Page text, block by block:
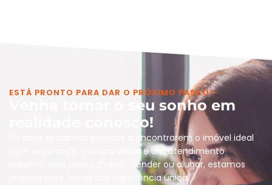
ESTÁ PRONTO PARA DAR O PRÓXIMO PASSO?
Venha tornar o seu sonho em
realidade conosco!
Há anos ajudamos pessoas a encontrarem o imóvel ideal
com segurança, transparência e um atendimento
próximo. Seja para comprar, vender ou alugar, estamos
prontos para tornar sua experiência única.